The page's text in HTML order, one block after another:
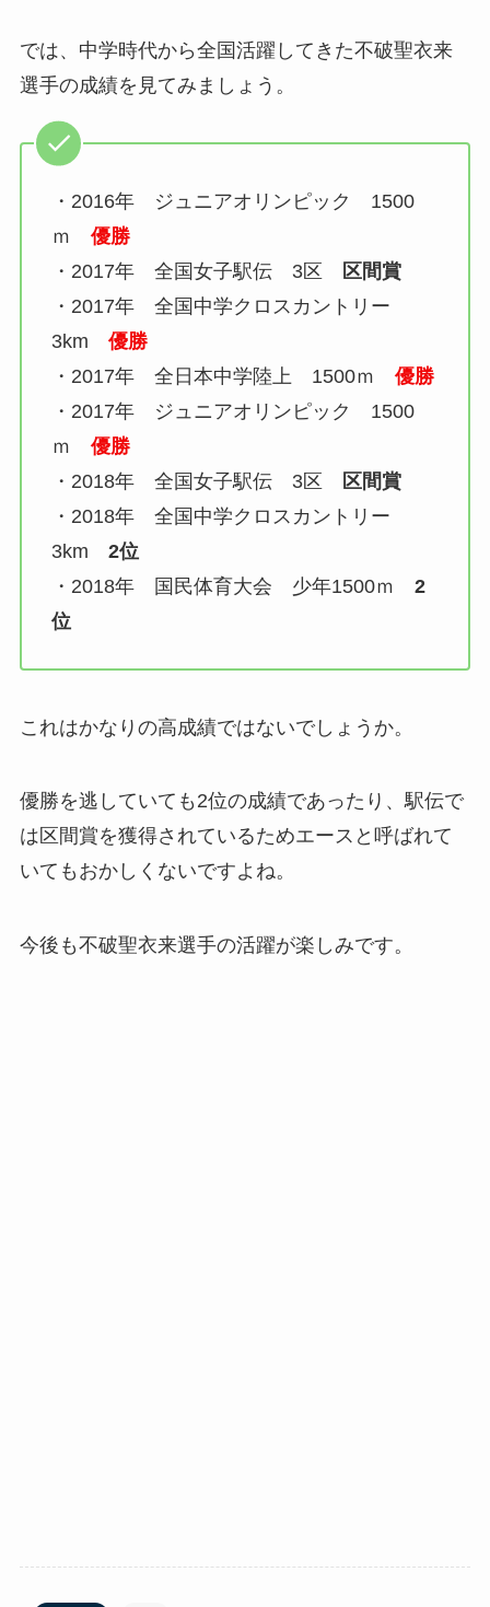
では、中学時代から全国活躍してきた不破聖衣来
選手の成績を見てみましょう。
・2016年 ジュニアオリンピック 1500
ｍ 優勝
・2017年 全国女子駅伝 3区
区間賞
・2017年 全国中学クロスカントリー
3km 優勝
・2017年 全日本中学陸上 1500ｍ 優勝
・2017年 ジュニアオリンピック 1500
ｍ 優勝
・2018年 全国女子駅伝 3区
区間賞
・2018年 全国中学クロスカントリー
3km 2位
・2018年 国民体育大会 少年1500ｍ 2
位
これはかなりの高成績ではないでしょうか。
優勝を逃していても2位の成績であったり、駅伝で
は区間賞を獲得されているためエースと呼ばれて
いてもおかしくないですよね。
今後も不破聖衣来選手の活躍が楽しみです。